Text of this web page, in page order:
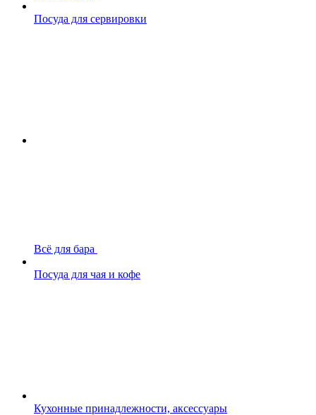
Посуда для сервировки
Всё для бара
Посуда для чая и кофе
Кухонные принадлежности, аксессуары